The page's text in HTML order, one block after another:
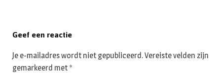
Geef een reactie
Je e-mailadres wordt niet gepubliceerd.Vereiste velden zijn
gemarkeerd met *